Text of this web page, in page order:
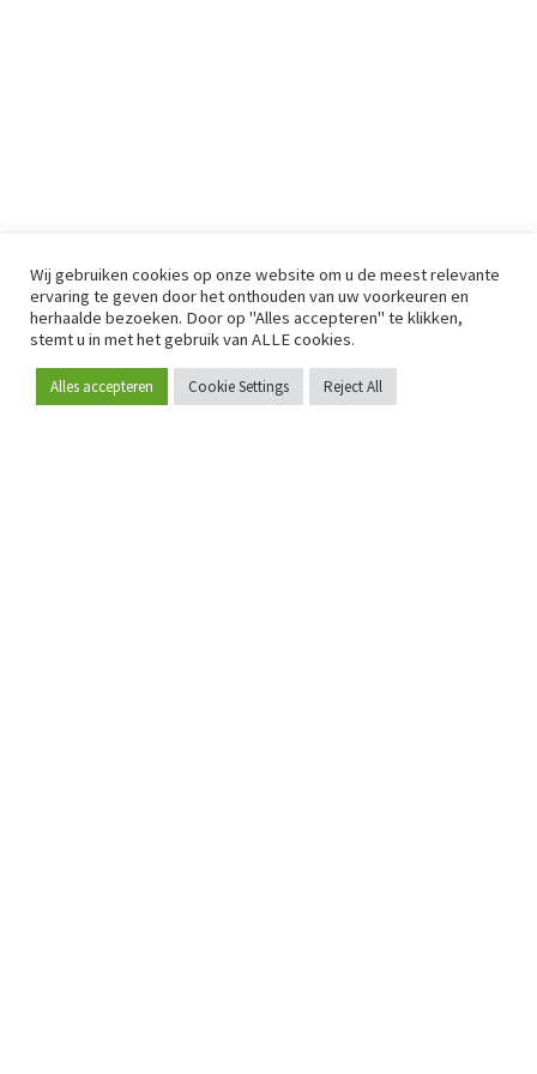
Word lid
Wij gebruiken cookies op onze website om u de meest relevante
ervaring te geven door het onthouden van uw voorkeuren en
herhaalde bezoeken. Door op "Alles accepteren" te klikken,
stemt u in met het gebruik van ALLE cookies.
Alles accepteren Cookie Settings Reject All